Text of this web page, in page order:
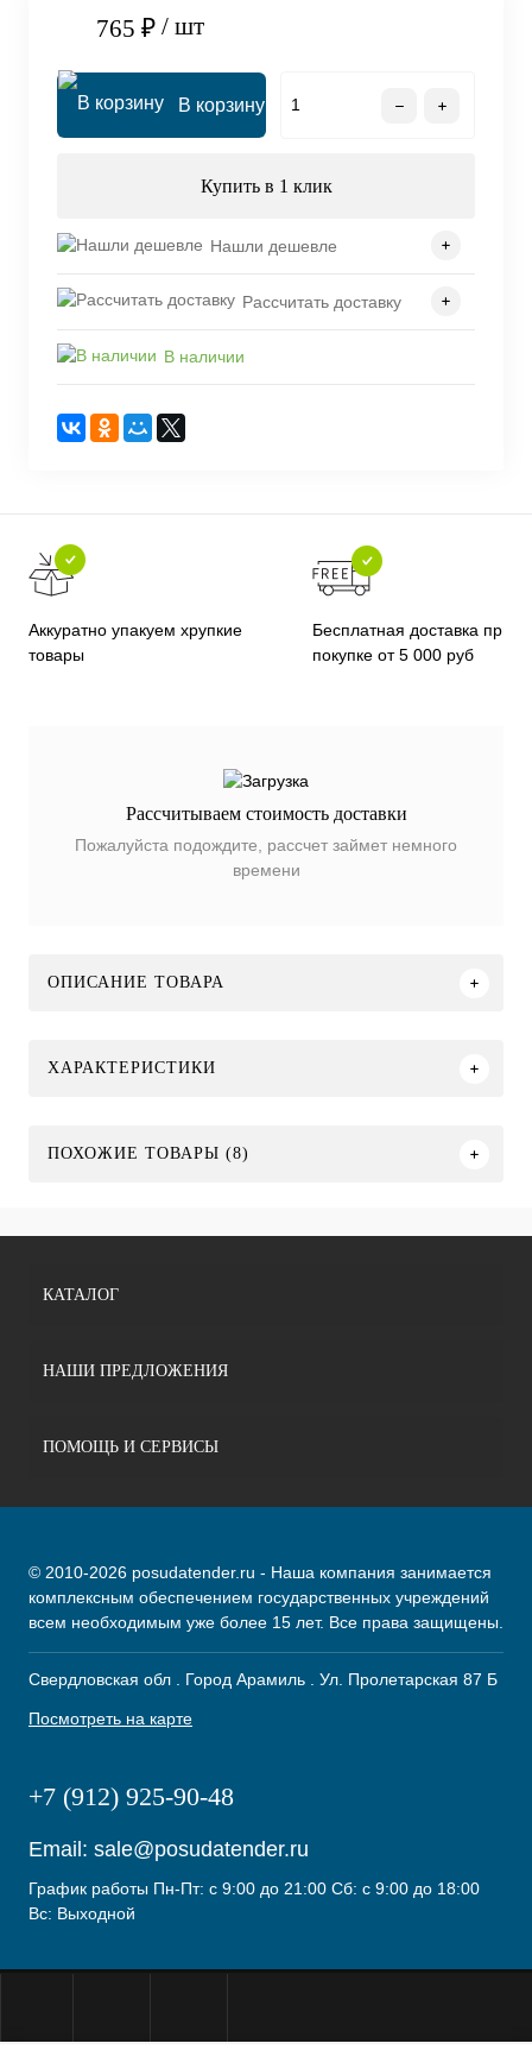
765 ₽ / шт
В корзину
Купить в 1 клик
Нашли дешевле
Рассчитать доставку
В наличии
Аккуратно упакуем хрупкие
товары
Бесплатная доставка при
покупке от 5 000 руб
Рассчитываем стоимость доставки
Пожалуйста подождите, рассчет займет немного
времени
ОПИСАНИЕ ТОВАРА
ХАРАКТЕРИСТИКИ
ПОХОЖИЕ ТОВАРЫ (8)
КАТАЛОГ
НАШИ ПРЕДЛОЖЕНИЯ
ПОМОЩЬ И СЕРВИСЫ
© 2010-2026 posudatender.ru - Наша компания занимается
комплексным обеспечением государственных учреждений
всем необходимым уже более 15 лет. Все права защищены.
Свердловская обл . Город Арамиль . Ул. Пролетарская 87 Б
Посмотреть на карте
+7 (912) 925-90-48
Email: sale@posudatender.ru
График работы Пн-Пт: с 9:00 до 21:00 Сб: с 9:00 до 18:00
Вс: Выходной